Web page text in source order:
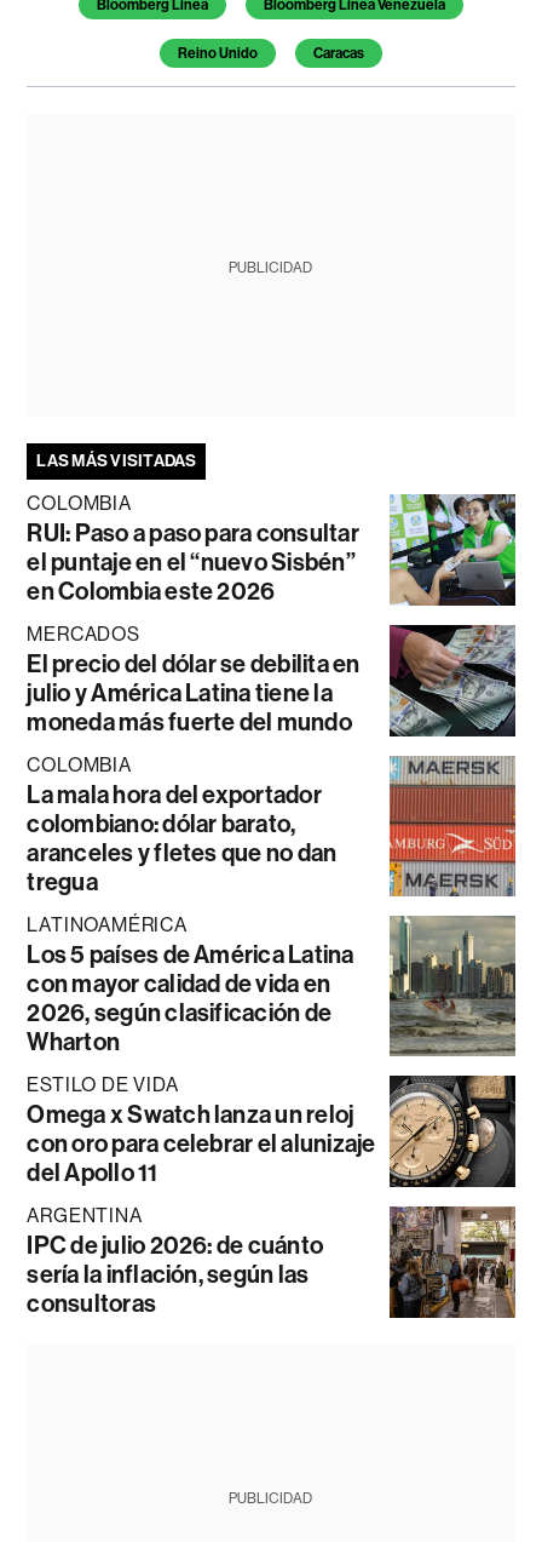
Bloomberg Línea Bloomberg Línea Venezuela
Reino Unido Caracas
PUBLICIDAD
LAS MÁS VISITADAS
COLOMBIA
RUI: Paso a paso para consultar
el puntaje en el “nuevo Sisbén”
en Colombia este 2026
MERCADOS
El precio del dólar se debilita en
julio y América Latina tiene la
moneda más fuerte del mundo
COLOMBIA
La mala hora del exportador
colombiano: dólar barato,
aranceles y fletes que no dan
tregua
LATINOAMÉRICA
Los 5 países de América Latina
con mayor calidad de vida en
2026, según clasificación de
Wharton
ESTILO DE VIDA
Omega x Swatch lanza un reloj
con oro para celebrar el alunizaje
del Apollo 11
ARGENTINA
IPC de julio 2026: de cuánto
sería la inflación, según las
consultoras
PUBLICIDAD